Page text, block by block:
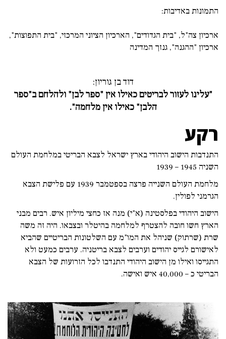
התמונות באדיבות:
ארכיון צה"ל, "בית הגדודים", הארכיון הציוני המרכזי, "בית התפוצות",
ארכיון "ההגנה", גנזך המדינה
דוד בן גוריון:
"עלינו לעזור לבריטים כאילו אין "ספר לבן" ולהלחם ב"ספר
הלבן" כאילו אין מלחמה".
רקע
התנדבות הישוב היהודי בארץ ישראל לצבא הבריטי במלחמת העולם
השניה 1945 – 1939
מלחמת העולם השנייה פרצה בספטמבר 1939 עם פלישת הצבא
הגרמני לפולין.
הישוב היהודי בפלסטינה (א"י) מנה אז כחצי מיליון איש. רבים מבני
הארץ חשו חובה להצטרף למלחמה בהיטלר ובצבאו. היה זה משה
שרת (שרתוק) שניהל את המו"מ עם השלטונות הבריטיים שהביא
לאישורם לגייס יהודים וערבים לצבא בריטניה. ערבים כמעט ולא
התגייסו ואילו מן הישוב היהודי התנדבו לכל הזרועות של הצבא
הבריטי כ – 40,000 איש ואישה.